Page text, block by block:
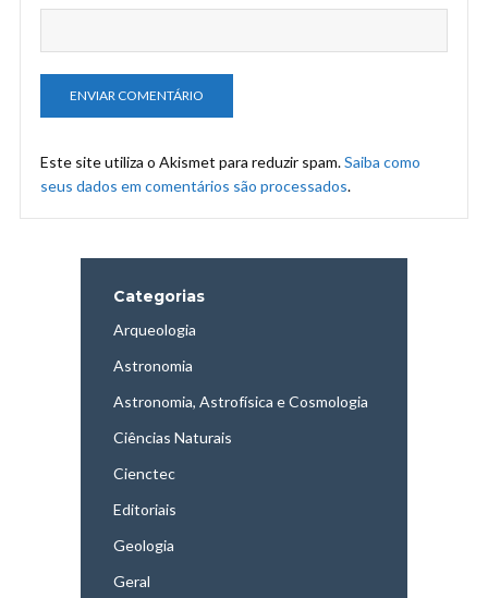
Este site utiliza o Akismet para reduzir spam.Saiba como
seus dados em comentários são processados.
Categorias
Arqueologia
Astronomia
Astronomia, Astrofísica e Cosmologia
Ciências Naturais
Cienctec
Editoriais
Geologia
Geral